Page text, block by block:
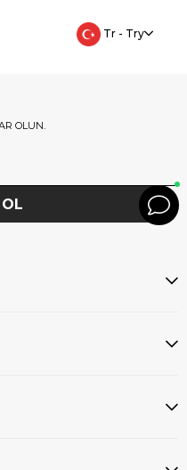
Tr - Try
OLUN.